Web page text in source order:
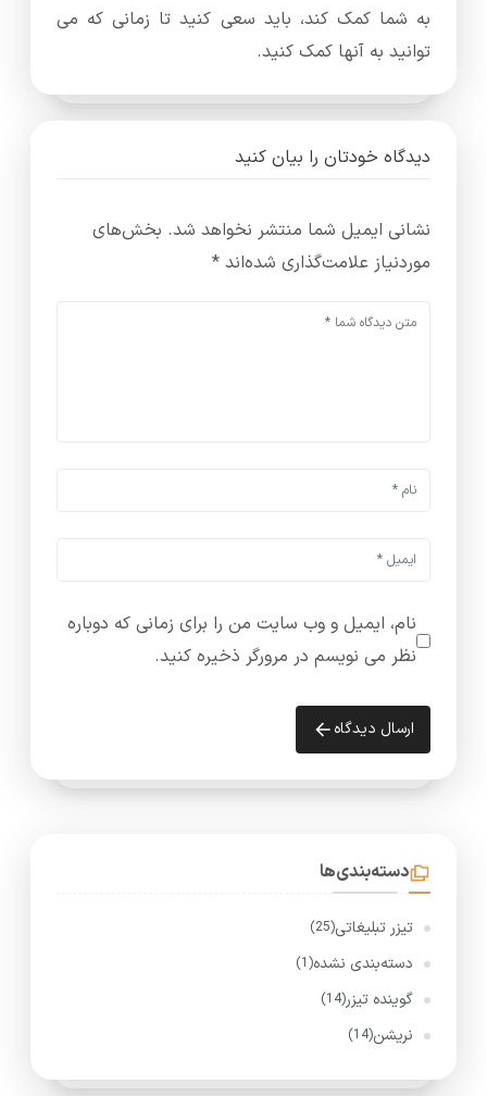
به شما کمک کند، باید سعی کنید تا زمانی که می
توانید به آنها کمک کنید.
دیدگاه خودتان را بیان کنید
نشانی ایمیل شما منتشر نخواهد شد. بخش‌های
موردنیاز علامت‌گذاری شده‌اند *
نام، ایمیل و وب سایت من را برای زمانی که دوباره
نظر می نویسم در مرورگر ذخیره کنید.
ارسال دیدگاه
دسته‌بندی‌ها
تیزر تبلیغاتی(25)
دسته‌بندی نشده(1)
گوینده تیزر(14)
نریشن(14)